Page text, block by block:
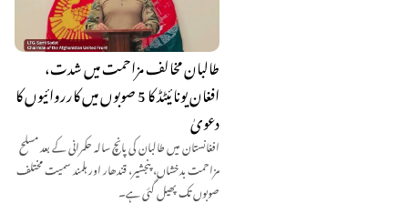
طالبان مخالف مزاحمت میں شدت،
افغان یونائیٹڈ کا 5 صوبوں میں کارروائیوں کا
دعویٰ
افغانستان میں طالبان کی پانچ سالہ حکمرانی کے بعد مسلح
مزاحمت بدخشاں، پنجشیر، قندھار اور ہلمند سمیت مختلف
صوبوں تک پھیل گئی ہے۔